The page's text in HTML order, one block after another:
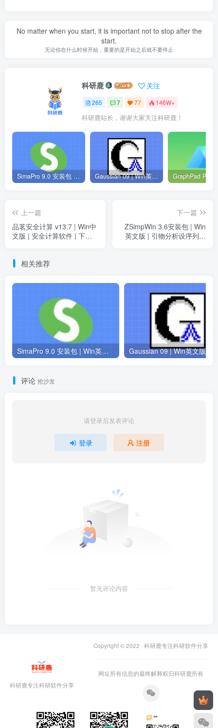
No matter when you start, it is important not to stop after the
start.
无论你在什么时候开始，重要的是开始之后就不要停止
科研鹿 关注
265 7 77 146W+
科研鹿站长，谢谢大家关注科研鹿！
SimaPro 9.0 安装包 | Win英文版 | 生命周期评估软件 | 安装教程 Gaussian 09 | Win英文版 | 量子化学软件 | 安装教程
上一篇
品茗安全计算 v13.7 | Win中
文版 | 安全计算软件 | 下载
下一篇
ZSimpWin 3.6安装包 | Win
英文版 | 引物分析设序列分
相关推荐
SimaPro 9.0 安装包 | Win英文版 | 生命周期评估软件 | 安装教程
评论 抢沙发
请登录后发表评论
登录 注册
暂无评论内容
科研鹿专注科研软件分享
Copyright © 2022 · 科研鹿专注科研软件分享
网址所有信息的最终解释权归科研鹿所有